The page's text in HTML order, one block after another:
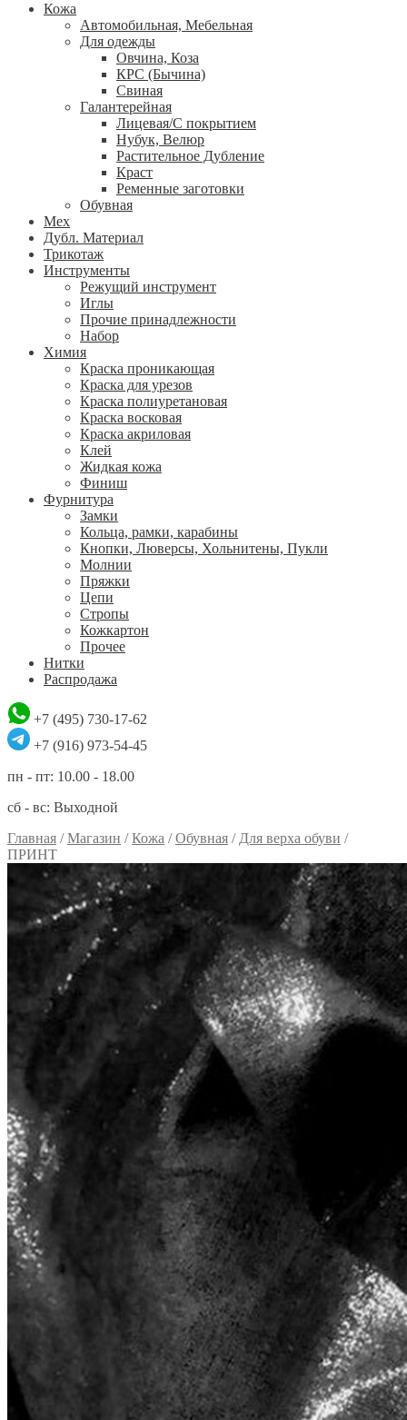
Кожа
Автомобильная, Мебельная
Для одежды
Овчина, Коза
КРС (Бычина)
Свиная
Галантерейная
Лицевая/С покрытием
Нубук, Велюр
Растительное Дубление
Краст
Ременные заготовки
Обувная
Мех
Дубл. Материал
Трикотаж
Инструменты
Режущий инструмент
Иглы
Прочие принадлежности
Набор
Химия
Краска проникающая
Краска для урезов
Краска полиуретановая
Краска восковая
Краска акриловая
Клей
Жидкая кожа
Финиш
Фурнитура
Замки
Кольца, рамки, карабины
Кнопки, Люверсы, Хольнитены, Пукли
Молнии
Пряжки
Цепи
Стропы
Кожкартон
Прочее
Нитки
Распродажа
+7 (495) 730-17-62
+7 (916) 973-54-45
пн - пт: 10.00 - 18.00
сб - вс: Выходной
Главная /Магазин /Кожа /Обувная / Для верха обуви /
ПРИНТ